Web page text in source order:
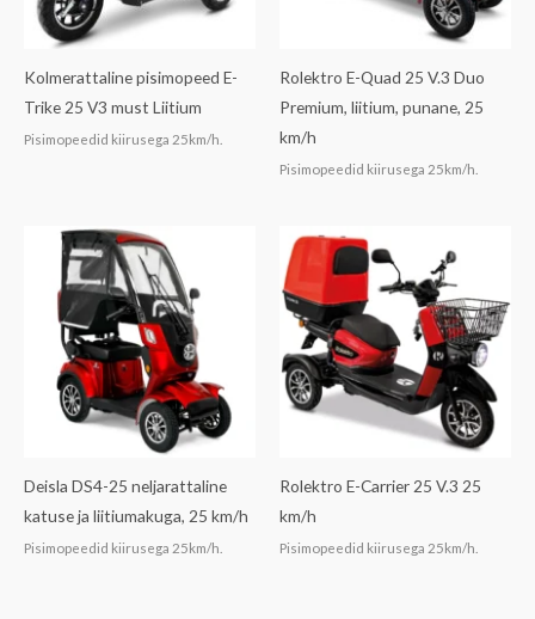
Kolmerattaline pisimopeed E-
Trike 25 V3 must Liitium
Pisimopeedid kiirusega 25km/h.
Rolektro E-Quad 25 V.3 Duo
Premium, liitium, punane, 25
km/h
Pisimopeedid kiirusega 25km/h.
Deisla DS4-25 neljarattaline
katuse ja liitiumakuga, 25 km/h
Pisimopeedid kiirusega 25km/h.
Rolektro E-Carrier 25 V.3 25
km/h
Pisimopeedid kiirusega 25km/h.